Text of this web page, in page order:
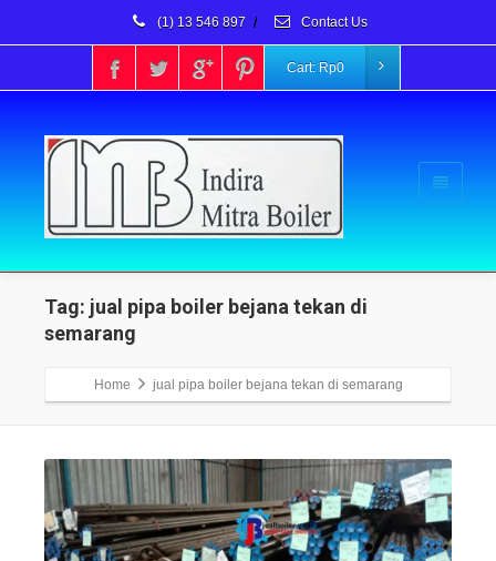
(1) 13 546 897 / Contact Us
Cart: Rp0
Tag: jual pipa boiler bejana tekan di
semarang
Home jual pipa boiler bejana tekan di semarang